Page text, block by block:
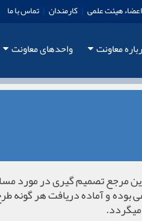
اعضاء هیئت علمی | کارمندان | تماس با ما
معاونت واحدهای معاونت
مرجع تصمیم گیری در مورد
بوده و آماده دریافت هر